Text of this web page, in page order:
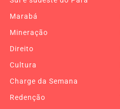
Marabá
Mineração
Direito
Cultura
Charge da Semana
Redenção